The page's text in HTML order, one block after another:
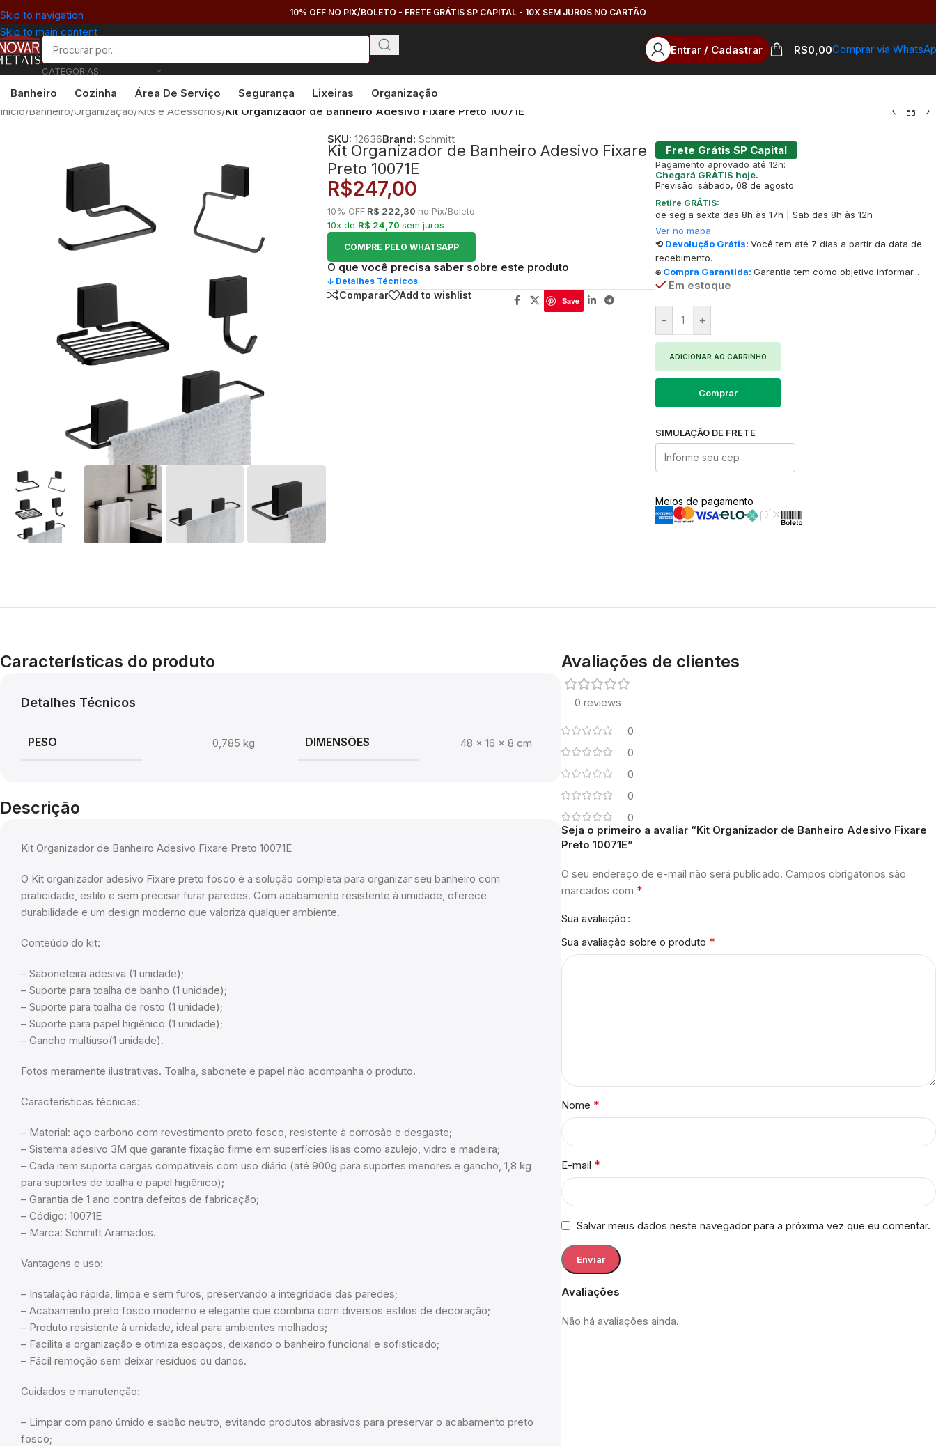
Skip to navigation
Skip to main content
10% OFF NO PIX/BOLETO - FRETE GRÁTIS SP CAPITAL - 10X SEM JUROS NO CARTÃO
CATEGORIAS
Entrar / Cadastrar R$0,00Comprar via
Banheiro Cozinha Área De Serviço Segurança Lixeiras
Organização
Início/Banheiro/Organização/Kits e Acessórios/Kit Organizador de Banheiro Adesivo Fixare Preto 10071E
SKU:12636Brand:Schmitt
Kit Organizador de Banheiro Adesivo Fixare
Preto 10071E
R$247,00
10% OFF R$ 222,30 no Pix/Boleto
10x de R$ 24,70sem juros
COMPRE PELO WHATSAPP
O que você precisa saber sobre este produto
🡣 Detalhes Técnicos
Comparar Add to wishlist Save
Frete Grátis SP Capital
Pagamento aprovado até 12h:
Chegará GRÁTIS hoje.
Previsão: sábado, 08 de agosto
Retire GRÁTIS:
de seg a sexta das 8h às 17h | Sab das 8h às 12h
Ver no mapa
⟲ Devolução Grátis: Você tem até 7 dias a partir da data de
recebimento.
⍟ Compra Garantida: Garantia tem como objetivo informar...
Em estoque
- +
ADICIONAR AO CARRINHO
Comprar
SIMULAÇÃO DE FRETE
Meios de pagamento
Características do produto
Detalhes Técnicos
PESO 0,785 kg DIMENSÕES 48 × 16 × 8 cm
Descrição
Kit Organizador de Banheiro Adesivo Fixare Preto 10071E
O Kit organizador adesivo Fixare preto fosco é a solução completa para organizar seu banheiro com
praticidade, estilo e sem precisar furar paredes. Com acabamento resistente à umidade, oferece
durabilidade e um design moderno que valoriza qualquer ambiente.
Conteúdo do kit:
– Saboneteira adesiva (1 unidade);
– Suporte para toalha de banho (1 unidade);
– Suporte para toalha de rosto (1 unidade);
– Suporte para papel higiênico (1 unidade);
– Gancho multiuso(1 unidade).
Fotos meramente ilustrativas. Toalha, sabonete e papel não acompanha o produto.
Características técnicas:
– Material: aço carbono com revestimento preto fosco, resistente à corrosão e desgaste;
– Sistema adesivo 3M que garante fixação firme em superfícies lisas como azulejo, vidro e madeira;
– Cada item suporta cargas compatíveis com uso diário (até 900g para suportes menores e gancho, 1,8 kg
para suportes de toalha e papel higiênico);
– Garantia de 1 ano contra defeitos de fabricação;
– Código: 10071E
– Marca: Schmitt Aramados.
Vantagens e uso:
– Instalação rápida, limpa e sem furos, preservando a integridade das paredes;
– Acabamento preto fosco moderno e elegante que combina com diversos estilos de decoração;
– Produto resistente à umidade, ideal para ambientes molhados;
– Facilita a organização e otimiza espaços, deixando o banheiro funcional e sofisticado;
– Fácil remoção sem deixar resíduos ou danos.
Cuidados e manutenção:
– Limpar com pano úmido e sabão neutro, evitando produtos abrasivos para preservar o acabamento preto
fosco;
Avaliações de clientes
0 reviews
0
0
0
0
0
Avaliações
Não há avaliações ainda.
Seja o primeiro a avaliar “Kit Organizador de Banheiro Adesivo Fixare
Preto 10071E”
O seu endereço de e-mail não será publicado. Campos obrigatórios são
marcados com *
Sua avaliação
Sua avaliação sobre o produto *
Nome *
E-mail *
Salvar meus dados neste navegador para a próxima vez que eu comentar.